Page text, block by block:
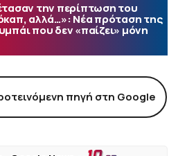
την περίπτωση του
αλλά…»: Νέα πρόταση της
που δεν «παίζει» μόνη
πηγή στη Google